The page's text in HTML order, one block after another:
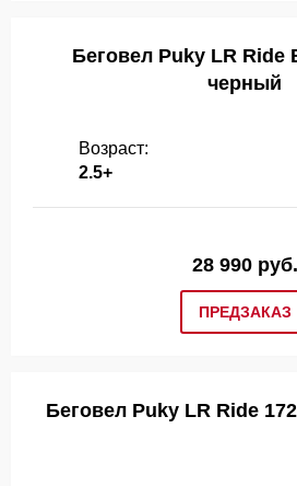
Беговел Puky LR Ride
черный
Возраст:
2.5+
ПРЕДЗАКАЗ
28 990 руб.
Беговел Puky LR Ride